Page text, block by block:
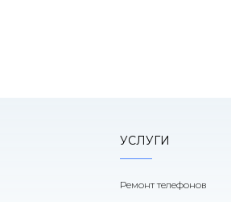
УСЛУГИ
Ремонт телефонов